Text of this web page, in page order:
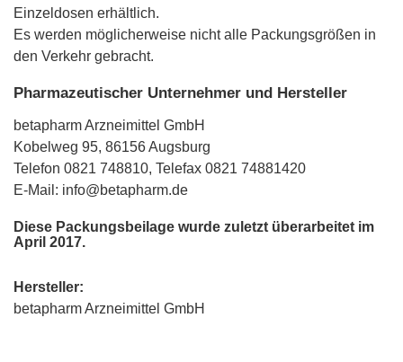
Einzeldosen erhältlich.
Es werden möglicherweise nicht alle Packungsgrößen in
den Verkehr gebracht.
Pharmazeutischer Unternehmer und Hersteller
betapharm Arzneimittel GmbH
Kobelweg 95, 86156 Augsburg
Telefon 0821 748810, Telefax 0821 74881420
E-Mail: info@betapharm.de
Diese Packungsbeilage wurde zuletzt überarbeitet im
April 2017.
Hersteller:
betapharm Arzneimittel GmbH